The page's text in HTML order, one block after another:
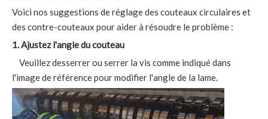
Voici nos suggestions de réglage des couteaux circulaires et
des contre-couteaux pour aider à résoudre le problème :
1. Ajustez l'angle du couteau
Veuillez desserrer ou serrer la vis comme indiqué dans
l'image de référence pour modifier l'angle de la lame.